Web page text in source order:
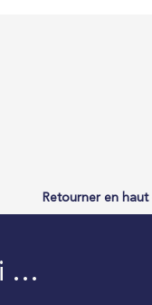
Retourner en
…